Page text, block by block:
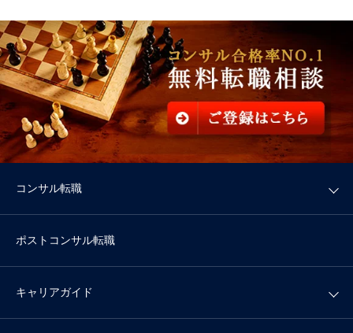
コンサル転職
ポストコンサル転職
キャリアガイド